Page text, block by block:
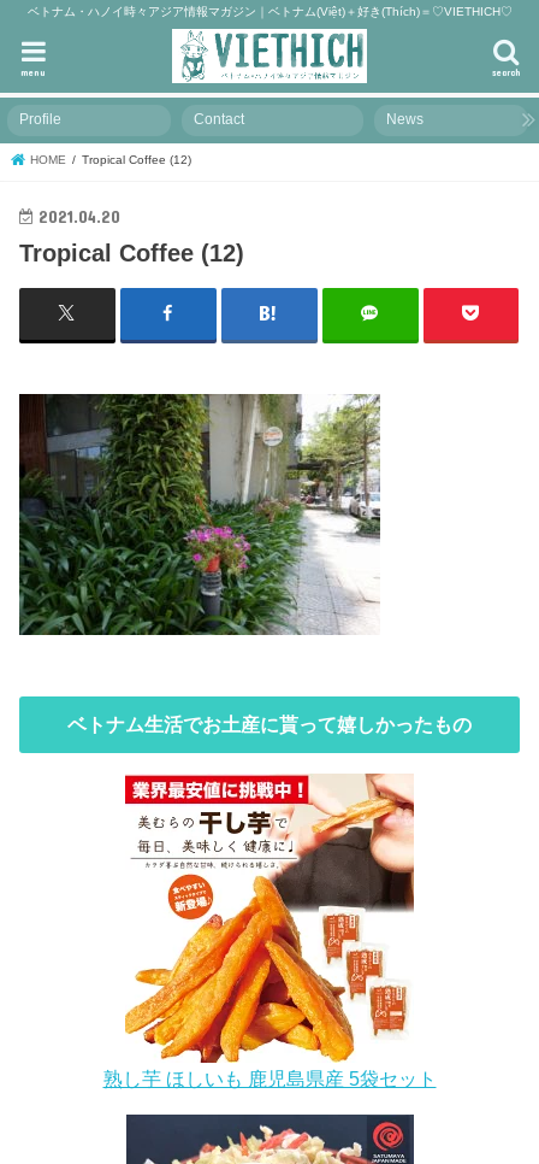
ベトナム・ハノイ時々アジア情報マガジン｜ベトナム(Việt)＋好き(Thích)＝♡VIETHICH♡
search
menu
Profile Contact News
HOME Tropical Coffee (12)
2021.04.20
Tropical Coffee (12)
ベトナム生活でお土産に貰って嬉しかったもの
熟し芋 ほしいも 鹿児島県産 5袋セット